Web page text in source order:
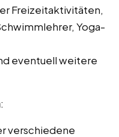
Freizeitaktivitäten,
Yoga-
eventuell weitere
:
verschiedene